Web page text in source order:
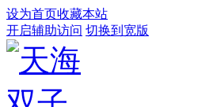
设为首页收藏本站
开启辅助访问 切换到宽版